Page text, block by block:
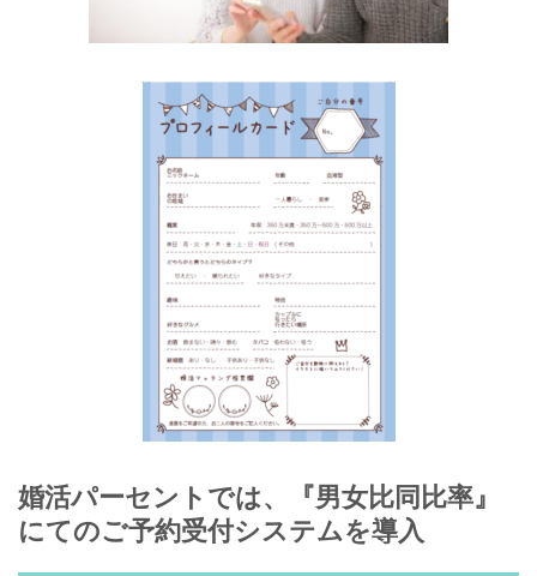
婚活パーセントでは、『男女比同比率』
にてのご予約受付システムを導入